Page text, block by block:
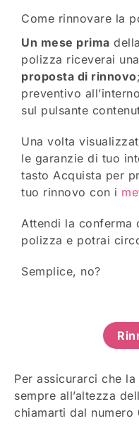
Come rinnovare la
Un mese prima
polizza riceverai
proposta di rinnovo
preventivo
sul pulsante
Una volta
le garanzie di tuo
tasto Acquista per
tuo rinnovo con i
Attendi la conferma
polizza e potrai
Semplice, no?
Per assicurarci che
sempre all’altezza
chiamarti dal numero